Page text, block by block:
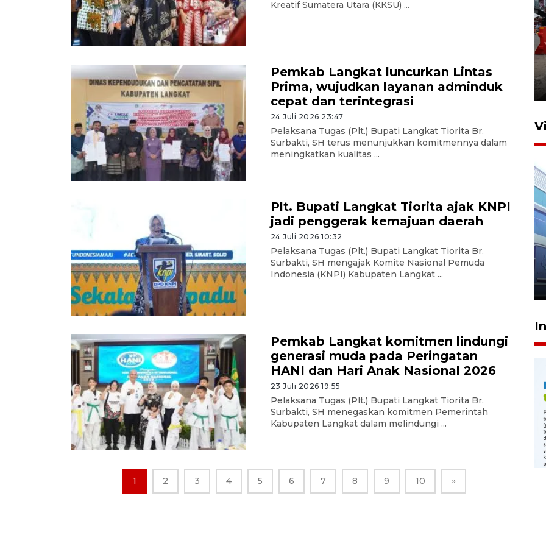
Kreatif Sumatera Utara (KKSU) ...
Pemkab Langkat luncurkan Lintas
Prima, wujudkan layanan adminduk
cepat dan terintegrasi
24 Juli 2026 23:47
Pelaksana Tugas (Plt.) Bupati Langkat Tiorita Br.
Surbakti, SH terus menunjukkan komitmennya dalam
meningkatkan kualitas ...
Plt. Bupati Langkat Tiorita ajak KNPI
jadi penggerak kemajuan daerah
24 Juli 2026 10:32
Pelaksana Tugas (Plt.) Bupati Langkat Tiorita Br.
Surbakti, SH mengajak Komite Nasional Pemuda
Indonesia (KNPI) Kabupaten Langkat ...
Pemkab Langkat komitmen lindungi
generasi muda pada Peringatan
HANI dan Hari Anak Nasional 2026
23 Juli 2026 19:55
Pelaksana Tugas (Plt.) Bupati Langkat Tiorita Br.
Surbakti, SH menegaskan komitmen Pemerintah
Kabupaten Langkat dalam melindungi ...
1 2 3 4 5 6 7 8 9 10 »
Sumut
27 April 2026 15:34
IDAI perkuat kompetensi
dokter tangani penyakit
jantung anak